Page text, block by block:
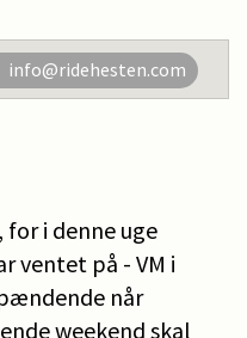
info@ridehesten.com
i denne uge
ventet på - VM i
når
weekend skal